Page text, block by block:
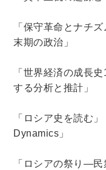
科学書・工学書
物理学
生物
農学
金属・鉱
他理工書
医学書・東洋医学
「保守革命とナチ
末期の政治」
「世界経済の成長史
する分析と推計」
「ロシア史を読む」
Dynamics 」
「ロシアの祭り―